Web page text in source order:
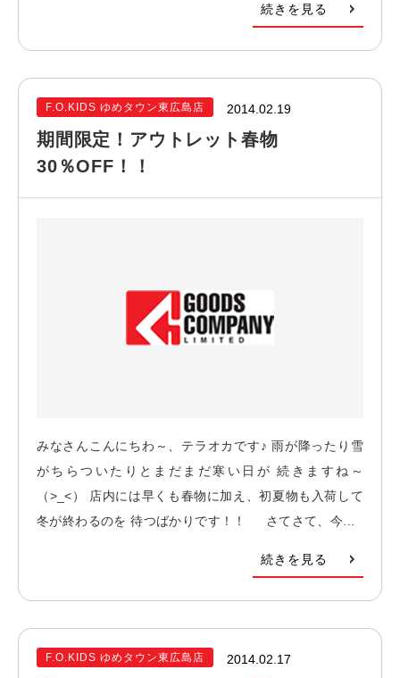
続きを見る
F.O.KIDS ゆめタウン東広島店 2014.02.19
期間限定！アウトレット春物
30％OFF！！
みなさんこんにちわ～、テラオカです♪ 雨が降ったり雪
がちらついたりとまだまだ寒い日が 続きますね～
（>_<） 店内には早くも春物に加え、初夏物も入荷して
冬が終わるのを 待つばかりです！！ さてさて、今...
続きを見る
F.O.KIDS ゆめタウン東広島店 2014.02.17